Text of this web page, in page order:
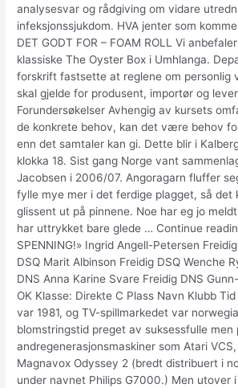
analysesvar og rådgiving om vidare
infeksjonssjukdom. HVA jenter som
DET GODT FOR – FOAM ROLL Vi
klassiske The Oyster Box i Umhlanga.
forskrift fastsette at reglene om personlig
skal gjelde for produsent, importør og
Forundersøkelser Avhengig av kursets
de konkrete behov, kan det være behov
enn det samtaler kan gi. Dette blir i
klokka 18. Sist gang Norge vant
Jacobsen i 2006/07. Angoragarn fluffer
fylle mye mer i det ferdige plagget, så det
glissent ut på pinnene. Noe har eg jo
har uttrykket bare glede … Continue
SPENNING!» Ingrid Angell-Petersen
DSQ Marit Albinson Freidig DSQ Wenche
DNS Anna Karine Svare Freidig DNS
OK Klasse: Direkte C Plass Navn Klubb
var 1981, og TV-spillmarkedet var
blomstringstid preget av suksessfulle men
andregenerasjonsmaskiner som Atari
Magnavox Odyssey 2 (bredt distribuert i
under navnet Philips G7000.) Men utover